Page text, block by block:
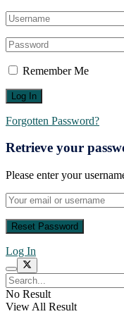
Remember Me
Forgotten Password?
Retrieve your
Please enter your
Log In
No Result
View All Result